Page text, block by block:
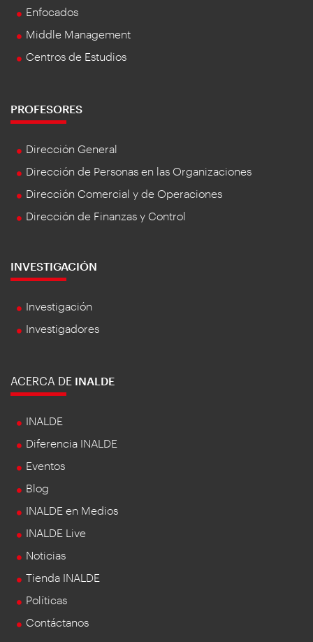
Enfocados
Middle Management
Centros de Estudios
PROFESORES
Dirección General
Dirección de Personas en las Organizaciones
Dirección Comercial y de Operaciones
Dirección de Finanzas y Control
INVESTIGACIÓN
Investigación
Investigadores
ACERCA DE INALDE
INALDE
Diferencia INALDE
Eventos
Blog
INALDE en Medios
INALDE Live
Noticias
Tienda INALDE
Políticas
Contáctanos